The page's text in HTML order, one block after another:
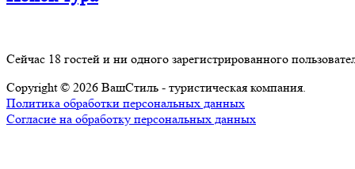
Сейчас 18 гостей и ни одного зарегистрированного
Copyright © 2026 ВашСтиль - туристическая компания.
Политика обработки персональных данных
Согласие на обработку персональных данных